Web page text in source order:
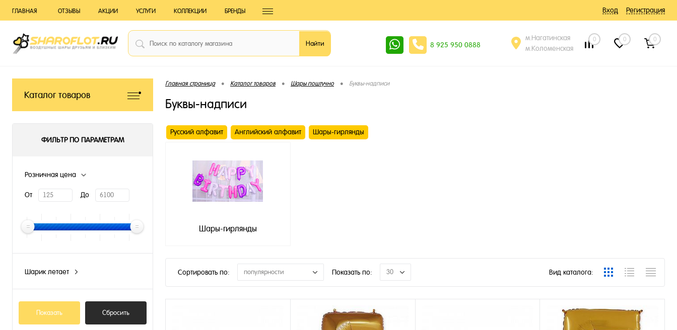
ГЛАВНАЯ ОТЗЫВЫ АКЦИИ УСЛУГИ КОЛЛЕКЦИИ БРЕНДЫ Вход Регистрация
8 925 950 0888
м.Нагатинская
м.Коломенская
0 0 0
Каталог товаров
ФИЛЬТР ПО ПАРАМЕТРАМ
Розничная цена
От До
Шарик летает
Показать Сбросить
Главная страница • Каталог товаров • Шары поштучно • Буквы-надписи
Буквы-надписи
Русский алфавит Английский алфавит Шары-гирлянды
Шары-гирлянды
Сортировать по: популярности Показать по: 30 Вид каталога: